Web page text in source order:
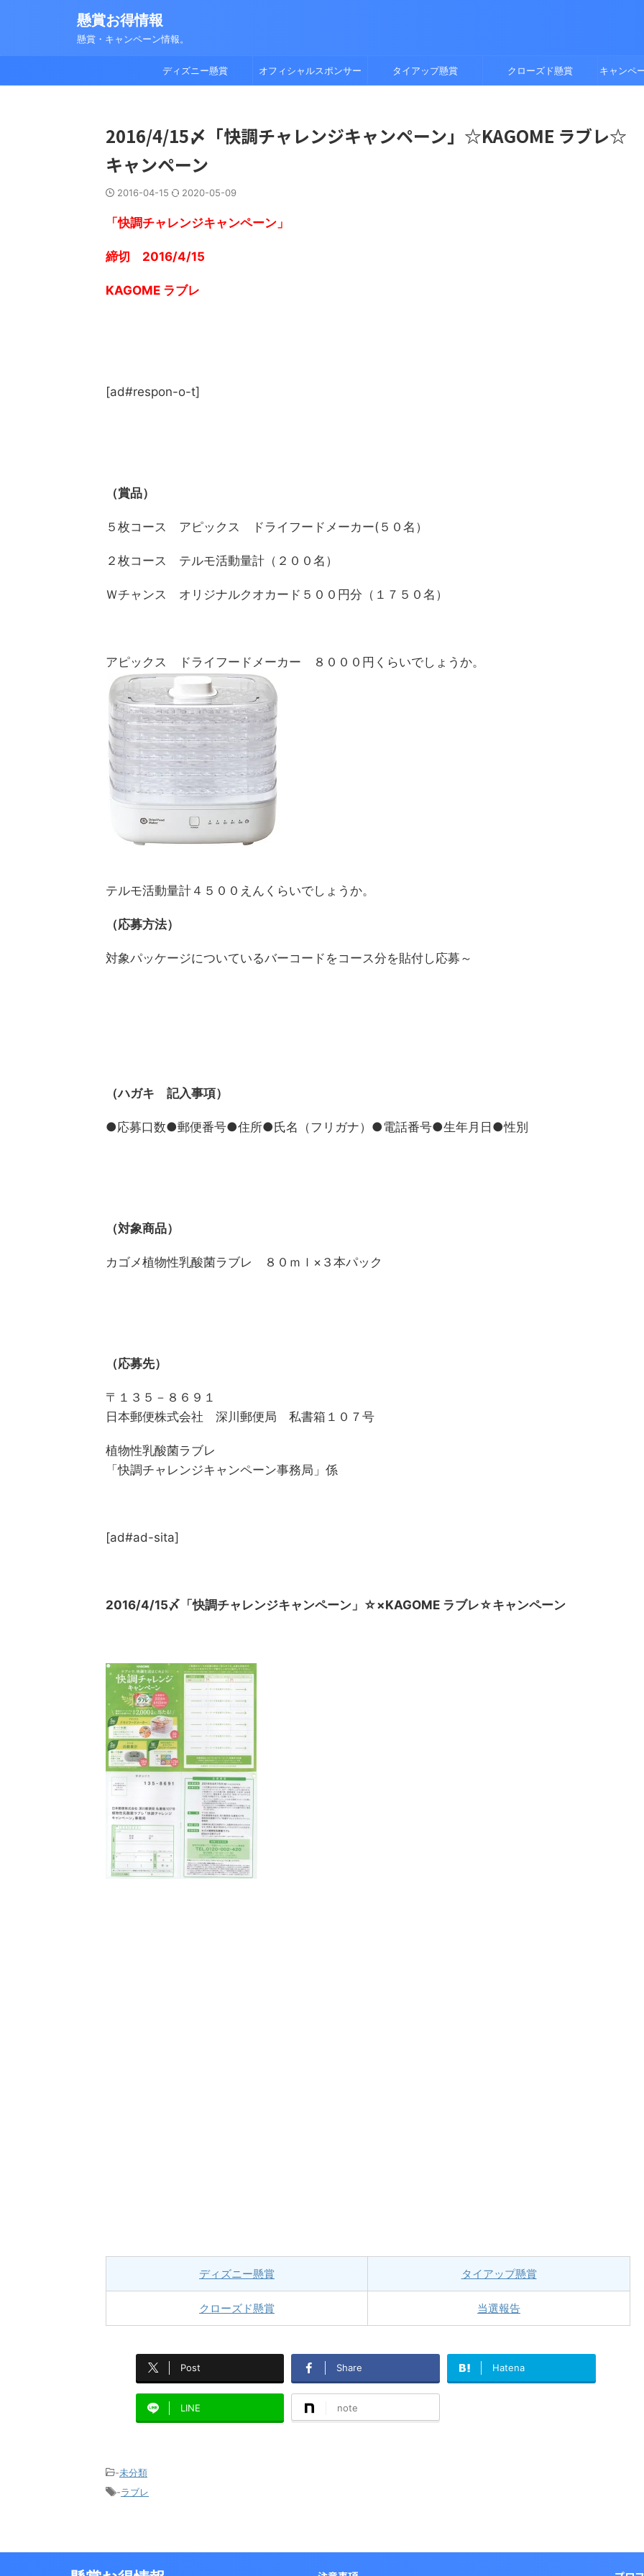
懸賞お得情報
懸賞・キャンペーン情報。
ディズニー懸賞 オフィシャルスポンサー タイアップ懸賞 クローズド懸賞 キャンペ
2016/4/15〆「快調チャレンジキャンペーン」☆KAGOME ラブレ☆
キャンペーン
2016-04-15 2020-05-09
「快調チャレンジキャンペーン」
締切 2016/4/15
KAGOME ラブレ
[ad#respon-o-t]
（賞品）
５枚コース アピックス ドライフードメーカー(５０名）
２枚コース テルモ活動量計（２００名）
Ｗチャンス オリジナルクオカード５００円分（１７５０名）
アピックス ドライフードメーカー ８０００円くらいでしょうか。
テルモ活動量計４５００えんくらいでしょうか。
（応募方法）
対象パッケージについているバーコードをコース分を貼付し応募～
（ハガキ 記入事項）
●応募口数●郵便番号●住所●氏名（フリガナ）●電話番号●生年月日●性別
（対象商品）
カゴメ植物性乳酸菌ラブレ ８０ｍｌ×３本パック
（応募先）
〒１３５－８６９１
日本郵便株式会社 深川郵便局 私書箱１０７号
植物性乳酸菌ラブレ
「快調チャレンジキャンペーン事務局」係
[ad#ad-sita]
2016/4/15〆「快調チャレンジキャンペーン」☆×KAGOME ラブレ☆キャンペーン
ディズニー懸賞 タイアップ懸賞
クローズド懸賞 当選報告
Post Share Hatena
LINE note
-未分類
-ラブレ